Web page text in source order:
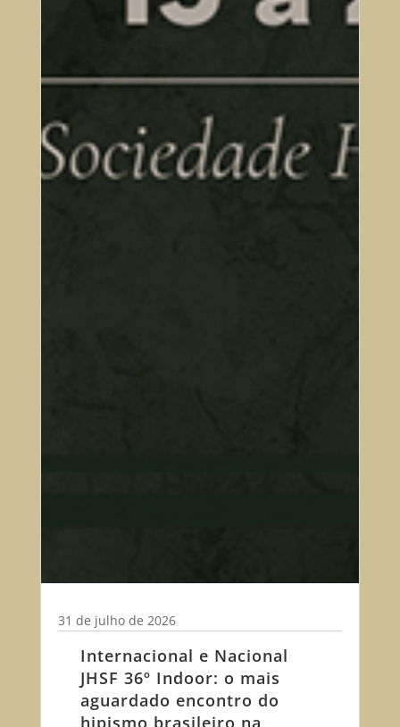
Internacional e Nacional
JHSF 36º Indoor: o mais
aguardado encontro do
hipismo brasileiro na
31 de julho de 2026